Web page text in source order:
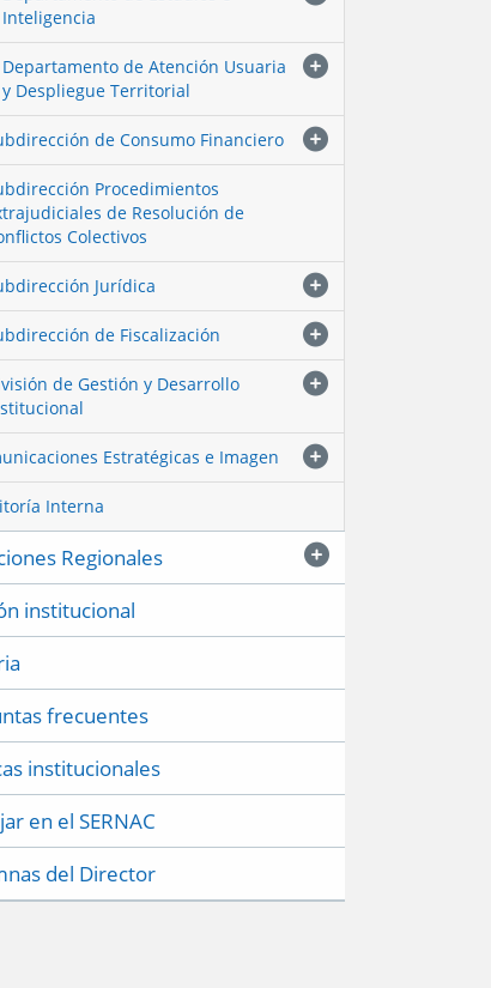
Inteligencia
Departamento de Atención Usuaria
y Despliegue Territorial
de Consumo Financiero
Procedimientos
de Resolución de
Colectivos
Jurídica
de Fiscalización
de Gestión y Desarrollo
Estratégicas e Imagen
Interna
Regionales
institucional
frecuentes
institucionales
en el SERNAC
del Director